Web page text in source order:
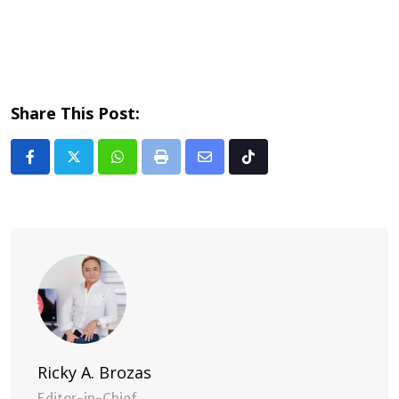
Share This Post:
Whatsapp
Print
Share Tiktok
Ricky A. Brozas